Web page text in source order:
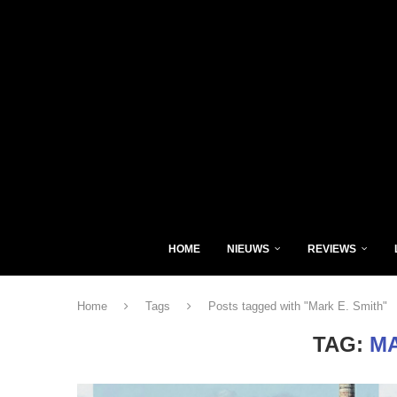
HOME NIEUWS REVIEWS
Home Tags Posts tagged with "Mark E. Smith"
TAG: